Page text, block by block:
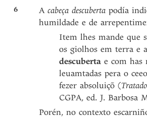
6 Acabeça descuberta podía
humildade e de
Item lhes mande que
os giolhos em terra e
descuberta e com has
leuamtadas pera o
fezer absoluiçõ (
CGPA, ed. J. Barbosa
Porén, no contexto